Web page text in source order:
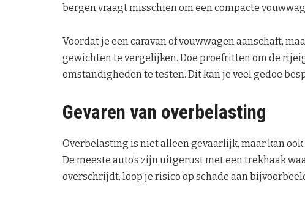
bergen vraagt misschien om een compacte
Voordat je een caravan of vouwwagen aanschaft,
gewichten te vergelijken. Doe proefritten om de
omstandigheden te testen. Dit kan je veel gedoe
Gevaren van overbelasting
Overbelasting is niet alleen gevaarlijk, maar kan
De meeste auto’s zijn uitgerust met een trekhaak
overschrijdt, loop je risico op schade aan